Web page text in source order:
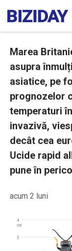
Marea
asupra
asiatice, pe
prognozelor
temperaturi
invazivă,
decât cea
Ucide rapid
pune în
acum 2 luni